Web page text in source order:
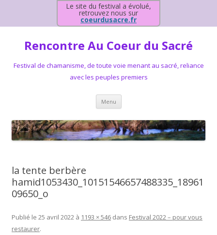
Le site du festival a évolué,
retrouvez nous sur
coeurdusacre.fr
Rencontre Au Coeur du Sacré
Festival de chamanisme, de toute voie menant au sacré, reliance
avec les peuples premiers
Menu Aller au contenu principal
la tente berbère
hamid1053430_10151546657488335_18961
09650_o
Publié le 25 avril 2022 à 1193 × 546 dans Festival 2022 – pour vous
restaurer.